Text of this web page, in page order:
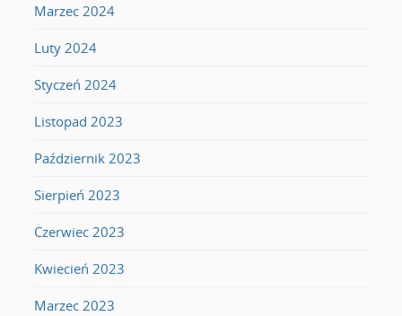
Marzec 2024
Luty 2024
Styczeń 2024
Listopad 2023
Październik 2023
Sierpień 2023
Czerwiec 2023
Kwiecień 2023
Marzec 2023